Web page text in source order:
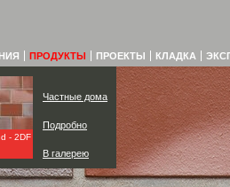
ПРОДУКТЫ ПРОЕКТЫ КЛАДКА
- 2DF
Частные дома
Подробно
В галерею